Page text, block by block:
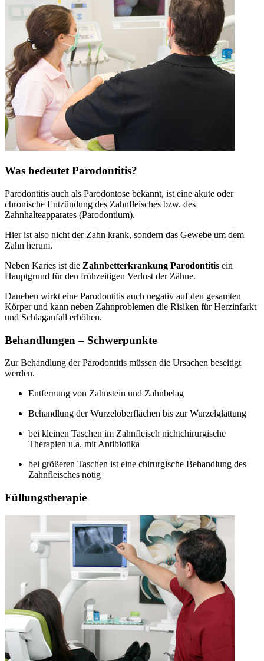
Was bedeutet Parodontitis?
Parodontitis auch als Parodontose bekannt, ist eine akute oder
chronische Entzündung des Zahnfleisches bzw. des
Zahnhalteapparates (Parodontium).
Hier ist also nicht der Zahn krank, sondern das Gewebe um dem
Zahn herum.
Neben Karies ist die Zahnbetterkrankung Parodontitis ein
Hauptgrund für den frühzeitigen Verlust der Zähne.
Daneben wirkt eine Parodontitis auch negativ auf den gesamten
Körper und kann neben Zahnproblemen die Risiken für Herzinfarkt
und Schlaganfall erhöhen.
Behandlungen – Schwerpunkte
Zur Behandlung der Parodontitis müssen die Ursachen beseitigt
werden.
Entfernung von Zahnstein und Zahnbelag
Behandlung der Wurzeloberflächen bis zur Wurzelglättung
bei kleinen Taschen im Zahnfleisch nichtchirurgische
Therapien u.a. mit Antibiotika
bei größeren Taschen ist eine chirurgische Behandlung des
Zahnfleisches nötig
Füllungstherapie